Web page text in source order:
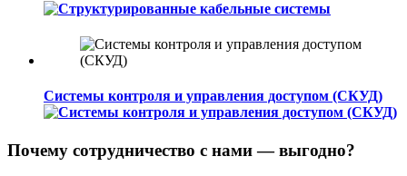
Системы контроля и управления доступом (СКУД)
Почему сотрудничество с нами —выгодно?